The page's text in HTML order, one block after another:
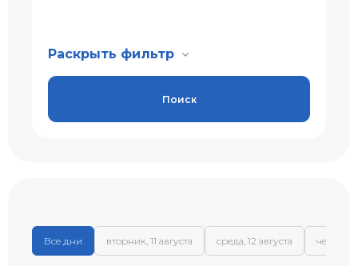
Раскрыть фильтр
Поиск
Все дни вторник, 11 августа среда, 12 августа четверг,